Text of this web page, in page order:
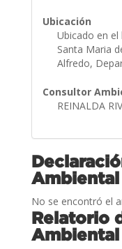
Ubicación
Ubicado en
Santa Maria
Alfredo,
Consultor
REINALDA
Ambiental
No se encontró el
Relatorio
Ambiental